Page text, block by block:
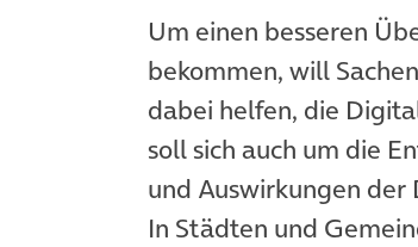
Um einen besseren
bekommen, will
dabei helfen, die
soll sich auch um die
und Auswirkungen
In Städten und